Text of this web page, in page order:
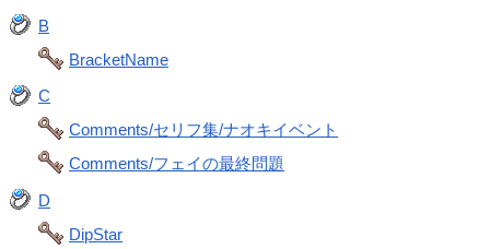
B
BracketName
C
Comments/セリフ集/ナオキイベント
Comments/フェイの最終問題
D
DipStar